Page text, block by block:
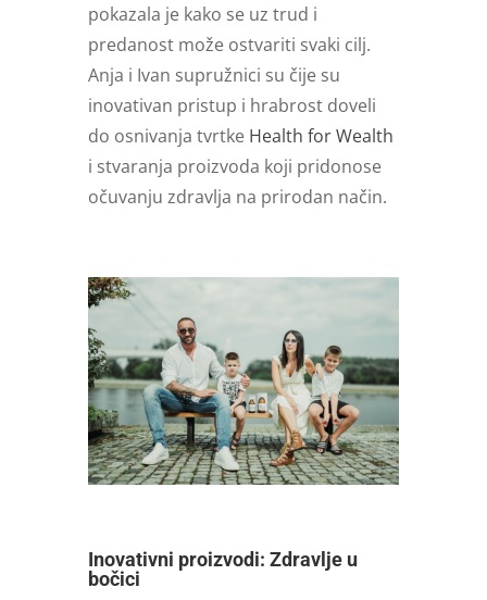
pokazala je kako se uz trud i
predanost može ostvariti svaki cilj.
Anja i Ivan supružnici su čije su
inovativan pristup i hrabrost doveli
do osnivanja tvrtke Health for Wealth
i stvaranja proizvoda koji pridonose
očuvanju zdravlja na prirodan način.
Inovativni proizvodi: Zdravlje u
bočici